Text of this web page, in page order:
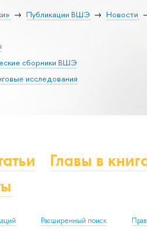
Публикации ВШЭ Новости
сборники ВШЭ
исследования
Главы в
Расширенный поиск